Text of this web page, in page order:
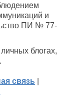
и
ПИ № 77-
блогах,
связь